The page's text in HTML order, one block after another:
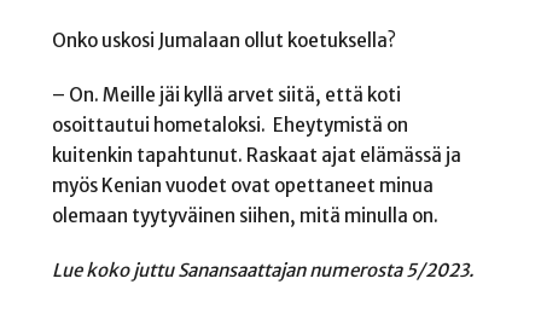
Onko uskosi Jumalaan ollut koetuksella?
– On. Meille jäi kyllä arvet siitä, että koti
osoittautui hometaloksi. Eheytymistä on
kuitenkin tapahtunut. Raskaat ajat elämässä ja
myös Kenian vuodet ovat opettaneet minua
olemaan tyytyväinen siihen, mitä minulla on.
Lue koko juttu Sanansaattajan numerosta 5/2023.